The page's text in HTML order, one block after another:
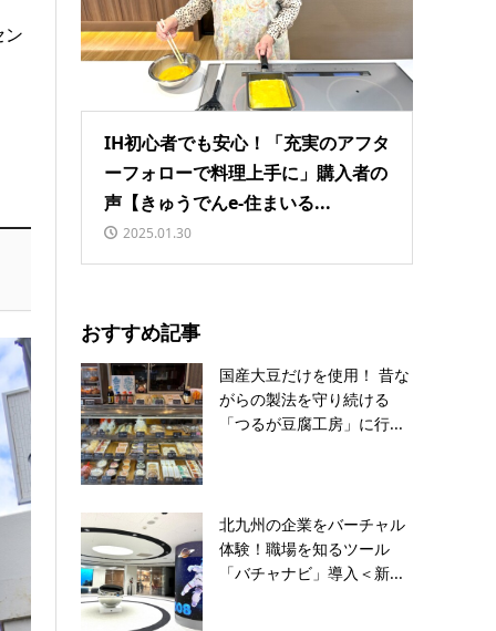
IH初心者でも安心！「充実のアフタ
ーフォローで料理上手に」購入者の
声【きゅうでんe-住まいる...
2025.01.30
おすすめ記事
国産大豆だけを使用！ 昔な
がらの製法を守り続ける
「つるが豆腐工房」に行...
北九州の企業をバーチャル
体験！職場を知るツール
「バチャナビ」導入＜新...